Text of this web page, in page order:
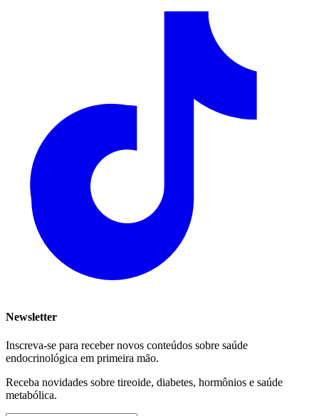
Newsletter
Inscreva-se para receber novos conteúdos sobre saúde
endocrinológica em primeira mão.
Receba novidades sobre tireoide, diabetes, hormônios e saúde
metabólica.